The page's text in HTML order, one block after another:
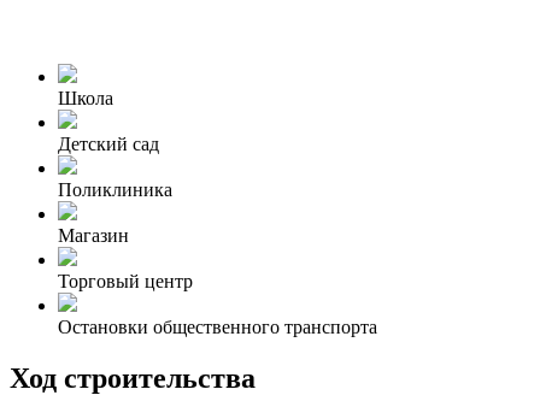
Школа
Детский сад
Поликлиника
Магазин
Торговый центр
Остановки общественного транспорта
Ход строительства